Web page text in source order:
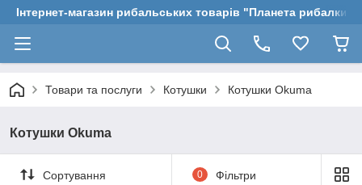
Інтернет-магазин рибальських товарів "Планета рибалки"
Товари та послуги Котушки Котушки Okuma
Котушки Okuma
Сортування 0 Фільтри